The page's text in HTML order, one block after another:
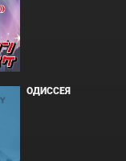
ОДИССЕЯ